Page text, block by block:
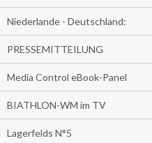
Niederlande - Deutschland:
PRESSEMITTEILUNG
Media Control eBook-Panel
BIATHLON-WM im TV
Lagerfelds N°5